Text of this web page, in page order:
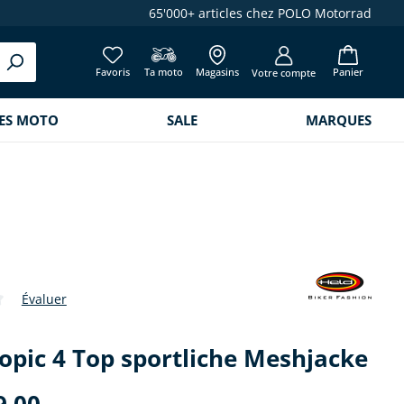
65'000+ articles chez POLO Motorrad
Favoris Ta moto Magasins Votre compte Panier
MOTO SALE MARQUES
Évaluer
4 Top sportliche Meshjacke